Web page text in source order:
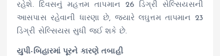
રહેશે. દિવસનું મહત્તમ તાપમાન 26 ડિગ્રી સેલ્સિયસની
આસપાસ રહેવાની ધારણા છે, જ્યારે લઘુત્તમ તાપમાન 23
ડિગ્રી સેલ્સિયસ સુધી જઈ શકે છે.
યુપી-બિહારમાં પૂરને કારણે તબાહી